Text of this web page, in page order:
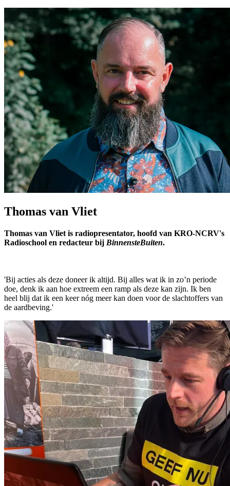
Thomas van Vliet
Thomas van Vliet is radiopresentator, hoofd van KRO-NCRV's
Radioschool en redacteur bij BinnensteBuiten.
'Bij acties als deze doneer ik altijd. Bij alles wat ik in zo’n periode
doe, denk ik aan hoe extreem een ramp als deze kan zijn. Ik ben
heel blij dat ik een keer nóg meer kan doen voor de slachtoffers van
de aardbeving.'